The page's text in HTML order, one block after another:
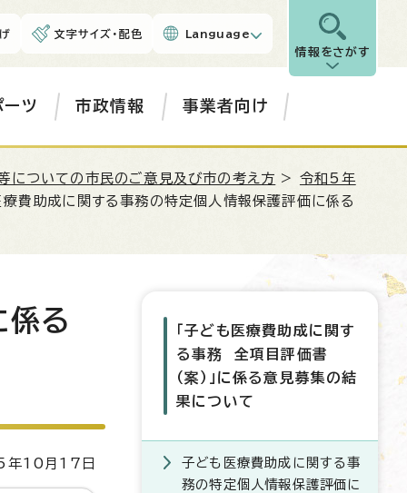
文字サイズ・配色 Language
情報をさがす
ーツ 市政情報 事業者向け
についての市民のご意見及び市の考え方 > 令和5年
費助成に関する事務の特定個人情報保護評価に係る
係る
10月17日
「子ども医療費助成に関す
る事務 全項目評価書
（案）」に係る意見募集の結
果について
子ども医療費助成に関する事
務の特定個人情報保護評価に